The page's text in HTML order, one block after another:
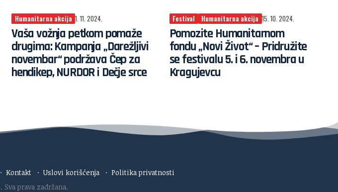
Humanitarna akcija 1. 11. 2024.
Vaša vožnja petkom pomaže
drugima: Kampanja „Darežljivi
novembar“ podržava Čep za
hendikep, NURDOR i Dečje srce
Festival Humanitarna akcija 15. 10. 2024.
Pomozite Humanitarnom
fondu „Novi Život“ – Pridružite
se festivalu 5. i 6. novembra u
Kragujevcu
· Kontakt · Uslovi korišćenja · Politika privatnosti
. Sva prava zadržana.